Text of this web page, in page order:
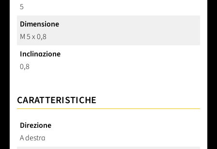
5
Dimensione
M 5 x 0,8
Inclinazione
0,8
CARATTERISTICHE
Direzione
A destra